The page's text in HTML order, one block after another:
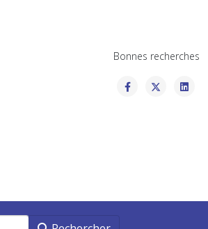
Bonnes recherches
Rechercher